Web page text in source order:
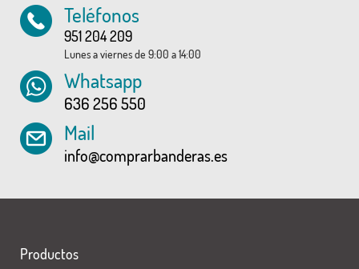
Teléfonos
951 204 209
Lunes a viernes de 9:00 a 14:00
Whatsapp
636 256 550
Mail
info@comprarbanderas.es
Productos